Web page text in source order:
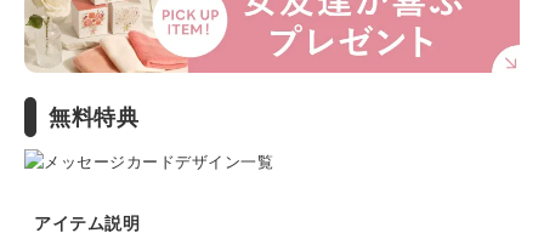
無料特典
アイテム説明